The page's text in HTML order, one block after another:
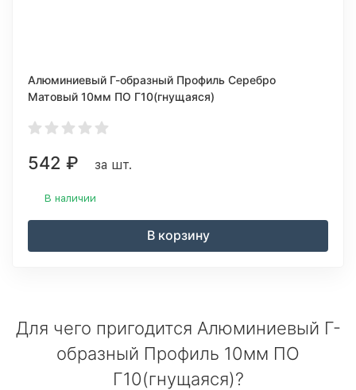
Алюминиевый Г-образный Профиль Серебро
Матовый 10мм ПО Г10(гнущаяся)
542 ₽ за шт.
В наличии
В корзину
Для чего пригодится Алюминиевый Г-
образный Профиль 10мм ПО
Г10(гнущаяся)?